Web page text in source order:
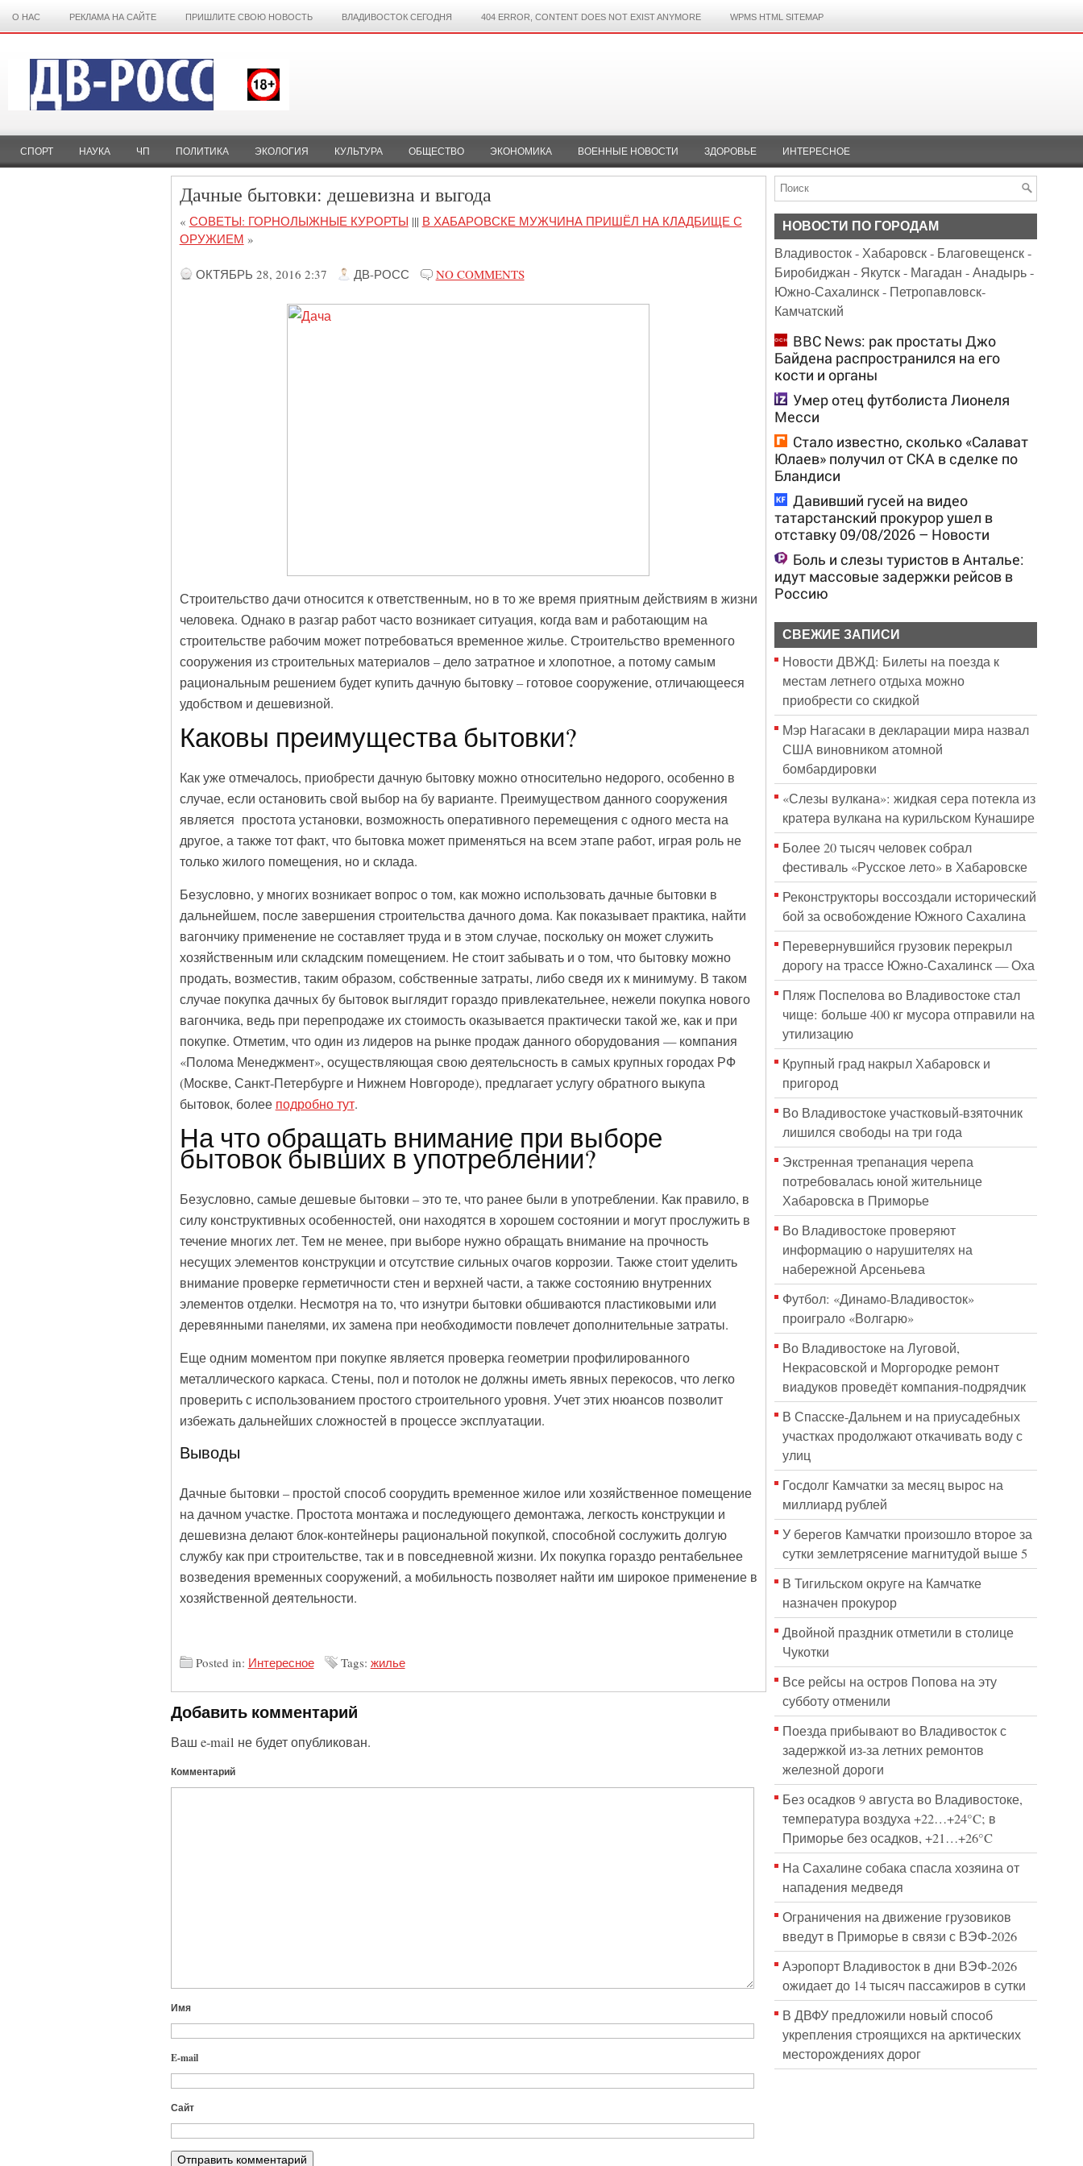
О НАС РЕКЛАМА НА САЙТЕ ПРИШЛИТЕ СВОЮ НОВОСТЬ ВЛАДИВОСТОК СЕГОДНЯ 404 ERROR, CONTENT DOES NOT EXIST ANYMORE WPMS HTML SITEMAP
СПОРТ НАУКА ЧП ПОЛИТИКА ЭКОЛОГИЯ КУЛЬТУРА ОБЩЕСТВО ЭКОНОМИКА ВОЕННЫЕ НОВОСТИ ЗДОРОВЬЕ ИНТЕРЕСНОЕ
Дачные бытовки: дешевизна и выгода
« СОВЕТЫ: ГОРНОЛЫЖНЫЕ КУРОРТЫ ||| В ХАБАРОВСКЕ МУЖЧИНА ПРИШЁЛ НА КЛАДБИЩЕ С
ОРУЖИЕМ »
ОКТЯБРЬ 28, 2016 2:37 ДВ-РОСС NO COMMENTS
Строительство дачи относится к ответственным, но в то же время приятным действиям в жизни
человека. Однако в разгар работ часто возникает ситуация, когда вам и работающим на
строительстве рабочим может потребоваться временное жилье. Строительство временного
сооружения из строительных материалов – дело затратное и хлопотное, а потому самым
рациональным решением будет купить дачную бытовку – готовое сооружение, отличающееся
удобством и дешевизной.
Каковы преимущества бытовки?
Как уже отмечалось, приобрести дачную бытовку можно относительно недорого, особенно в
случае, если остановить свой выбор на бу варианте. Преимуществом данного сооружения
является простота установки, возможность оперативного перемещения с одного места на
другое, а также тот факт, что бытовка может применяться на всем этапе работ, играя роль не
только жилого помещения, но и склада.
Безусловно, у многих возникает вопрос о том, как можно использовать дачные бытовки в
дальнейшем, после завершения строительства дачного дома. Как показывает практика, найти
вагончику применение не составляет труда и в этом случае, поскольку он может служить
хозяйственным или складским помещением. Не стоит забывать и о том, что бытовку можно
продать, возместив, таким образом, собственные затраты, либо сведя их к минимуму. В таком
случае покупка дачных бу бытовок выглядит гораздо привлекательнее, нежели покупка нового
вагончика, ведь при перепродаже их стоимость оказывается практически такой же, как и при
покупке. Отметим, что один из лидеров на рынке продаж данного оборудования — компания
«Полома Менеджмент», осуществляющая свою деятельсность в самых крупных городах РФ
(Москве, Санкт-Петербурге и Нижнем Новгороде), предлагает услугу обратного выкупа
бытовок, более подробно тут.
На что обращать внимание при выборе
бытовок бывших в употреблении?
Безусловно, самые дешевые бытовки – это те, что ранее были в употреблении. Как правило, в
силу конструктивных особенностей, они находятся в хорошем состоянии и могут прослужить в
течение многих лет. Тем не менее, при выборе нужно обращать внимание на прочность
несущих элементов конструкции и отсутствие сильных очагов коррозии. Также стоит уделить
внимание проверке герметичности стен и верхней части, а также состоянию внутренних
элементов отделки. Несмотря на то, что изнутри бытовки обшиваются пластиковыми или
деревянными панелями, их замена при необходимости повлечет дополнительные затраты.
Еще одним моментом при покупке является проверка геометрии профилированного
металлического каркаса. Стены, пол и потолок не должны иметь явных перекосов, что легко
проверить с использованием простого строительного уровня. Учет этих нюансов позволит
избежать дальнейших сложностей в процессе эксплуатации.
Выводы
Дачные бытовки – простой способ соорудить временное жилое или хозяйственное помещение
на дачном участке. Простота монтажа и последующего демонтажа, легкость конструкции и
дешевизна делают блок-контейнеры рациональной покупкой, способной сослужить долгую
службу как при строительстве, так и в повседневной жизни. Их покупка гораздо рентабельнее
возведения временных сооружений, а мобильность позволяет найти им широкое применение в
хозяйственной деятельности.
Posted in: Интересное Tags: жилье
Добавить комментарий
Ваш e-mail не будет опубликован.
Комментарий
Имя
E-mail
Сайт
НОВОСТИ ПО ГОРОДАМ
Владивосток-Хабаровск- Благовещенск-
Биробиджан - Якутск- Магадан -Анадырь-
Южно-Сахалинск- Петропавловск-
Камчатский
BBC News: рак простаты Джо
Байдена распространился на его
кости и органы
Умер отец футболиста Лионеля
Месси
Стало известно, сколько «Салават
Юлаев» получил от СКА в сделке по
Бландиси
Давивший гусей на видео
татарстанский прокурор ушел в
отставку 09/08/2026 – Новости
Боль и слезы туристов в Анталье:
идут массовые задержки рейсов в
Россию
СВЕЖИЕ ЗАПИСИ
Новости ДВЖД: Билеты на поезда к
местам летнего отдыха можно
приобрести со скидкой
Мэр Нагасаки в декларации мира назвал
США виновником атомной
бомбардировки
«Слезы вулкана»: жидкая сера потекла из
кратера вулкана на курильском Кунашире
Более 20 тысяч человек собрал
фестиваль «Русское лето» в Хабаровске
Реконструкторы воссоздали исторический
бой за освобождение Южного Сахалина
Перевернувшийся грузовик перекрыл
дорогу на трассе Южно-Сахалинск — Оха
Пляж Поспелова во Владивостоке стал
чище: больше 400 кг мусора отправили на
утилизацию
Крупный град накрыл Хабаровск и
пригород
Во Владивостоке участковый-взяточник
лишился свободы на три года
Экстренная трепанация черепа
потребовалась юной жительнице
Хабаровска в Приморье
Во Владивостоке проверяют
информацию о нарушителях на
набережной Арсеньева
Футбол: «Динамо-Владивосток»
проиграло «Волгарю»
Во Владивостоке на Луговой,
Некрасовской и Моргородке ремонт
виадуков проведёт компания-подрядчик
В Спасске-Дальнем и на приусадебных
участках продолжают откачивать воду с
улиц
Госдолг Камчатки за месяц вырос на
миллиард рублей
У берегов Камчатки произошло второе за
сутки землетрясение магнитудой выше 5
В Тигильском округе на Камчатке
назначен прокурор
Двойной праздник отметили в столице
Чукотки
Все рейсы на остров Попова на эту
субботу отменили
Поезда прибывают во Владивосток с
задержкой из-за летних ремонтов
железной дороги
Без осадков 9 августа во Владивостоке,
температура воздуха +22…+24°C; в
Приморье без осадков, +21…+26°C
На Сахалине собака спасла хозяина от
нападения медведя
Ограничения на движение грузовиков
введут в Приморье в связи с ВЭФ-2026
Аэропорт Владивосток в дни ВЭФ-2026
ожидает до 14 тысяч пассажиров в сутки
В ДВФУ предложили новый способ
укрепления строящихся на арктических
месторождениях дорог